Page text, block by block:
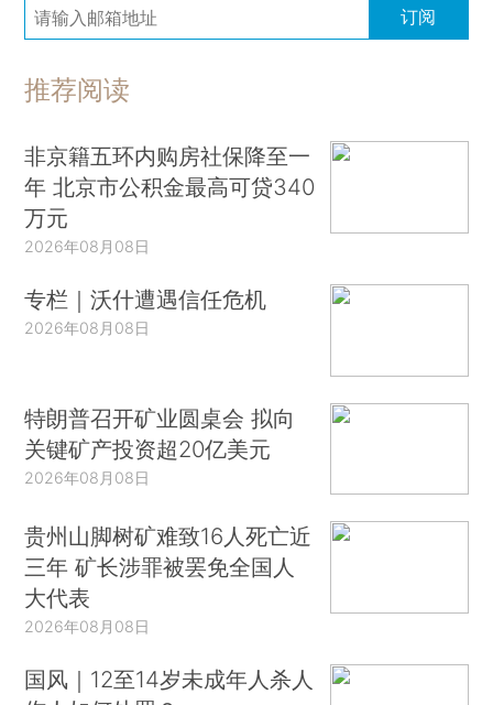
订阅
推荐阅读
非京籍五环内购房社保降至一
年 北京市公积金最高可贷340
万元
2026年08月08日
专栏｜沃什遭遇信任危机
2026年08月08日
特朗普召开矿业圆桌会 拟向
关键矿产投资超20亿美元
2026年08月08日
贵州山脚树矿难致16人死亡近
三年 矿长涉罪被罢免全国人
大代表
2026年08月08日
国风｜12至14岁未成年人杀人